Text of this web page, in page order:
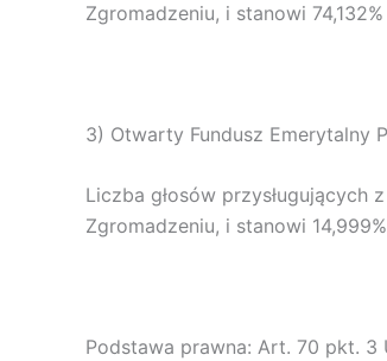
Zgromadzeniu, i stanowi
3) Otwarty Fundusz Emerytalny
Liczba głosów przysługujących
Zgromadzeniu, i stanowi
Podstawa prawna: Art. 70 pkt.